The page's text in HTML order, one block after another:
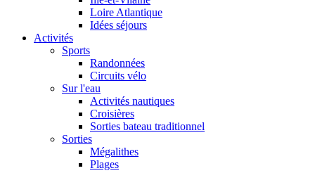
Loire Atlantique
Idées séjours
Activités
Sports
Randonnées
Circuits vélo
Sur l'eau
Activités nautiques
Croisières
Sorties bateau traditionnel
Sorties
Mégalithes
Plages